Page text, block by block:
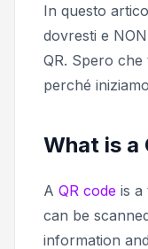
In questo
dovresti e
QR. Spero
perché
What is a
A QR code is a
can be
information